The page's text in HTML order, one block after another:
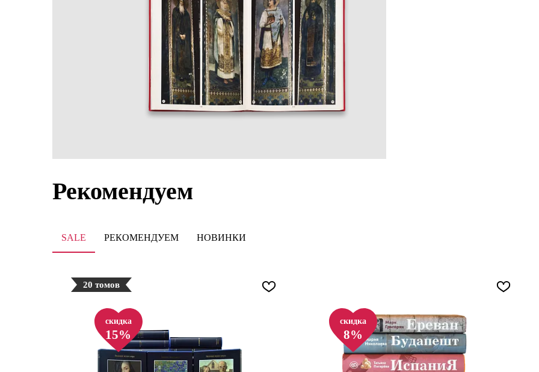
Рекомендуем
SALE РЕКОМЕНДУЕМ НОВИНКИ
20 томов
скидка
15%
скидка
8%